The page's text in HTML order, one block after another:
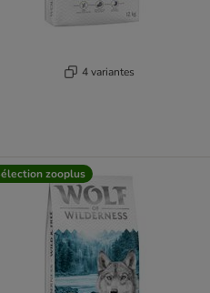
4 variantes
zooplus